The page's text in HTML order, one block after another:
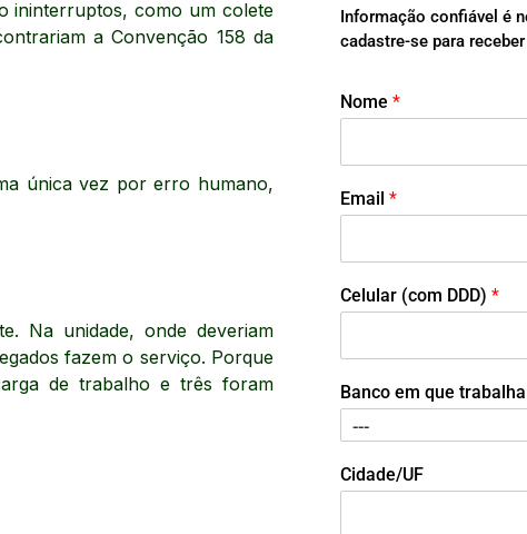
ininterruptos, como um colete
a Convenção 158 da
única vez por erro humano,
Na unidade, onde deveriam
fazem o serviço. Porque
de trabalho e três foram
Informação confiável é
cadastre-se para
Nome *
Email *
Celular (com DDD) *
Banco em que trabalha
Cidade/UF